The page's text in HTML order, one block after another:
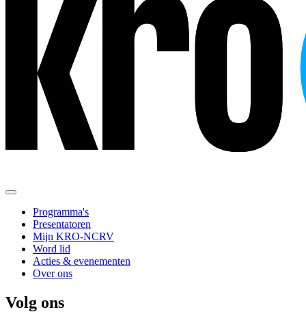
Programma's
Presentatoren
Mijn KRO-NCRV
Word lid
Acties & evenementen
Over ons
Volg ons